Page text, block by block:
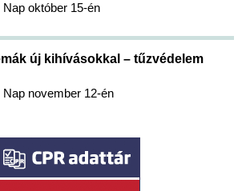
október 15-én
új kihívásokkal – tűzvédelem
november 12-én